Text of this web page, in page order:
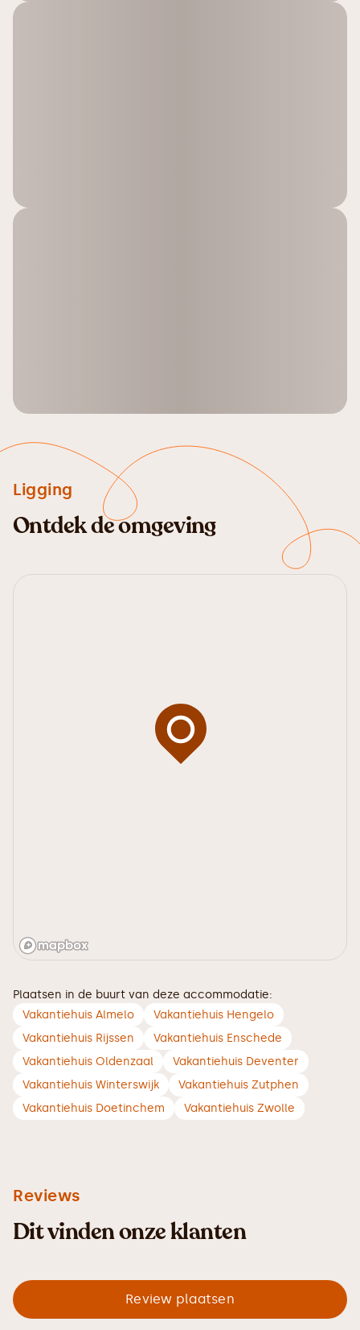
Ligging
Ontdek de omgeving
Plaatsen in de buurt van deze accommodatie:
Vakantiehuis Almelo
Vakantiehuis Hengelo
Vakantiehuis Rijssen
Vakantiehuis Enschede
Vakantiehuis Oldenzaal
Vakantiehuis Deventer
Vakantiehuis Winterswijk
Vakantiehuis Zutphen
Vakantiehuis Doetinchem
Vakantiehuis Zwolle
Reviews
Dit vinden onze klanten
Review plaatsen